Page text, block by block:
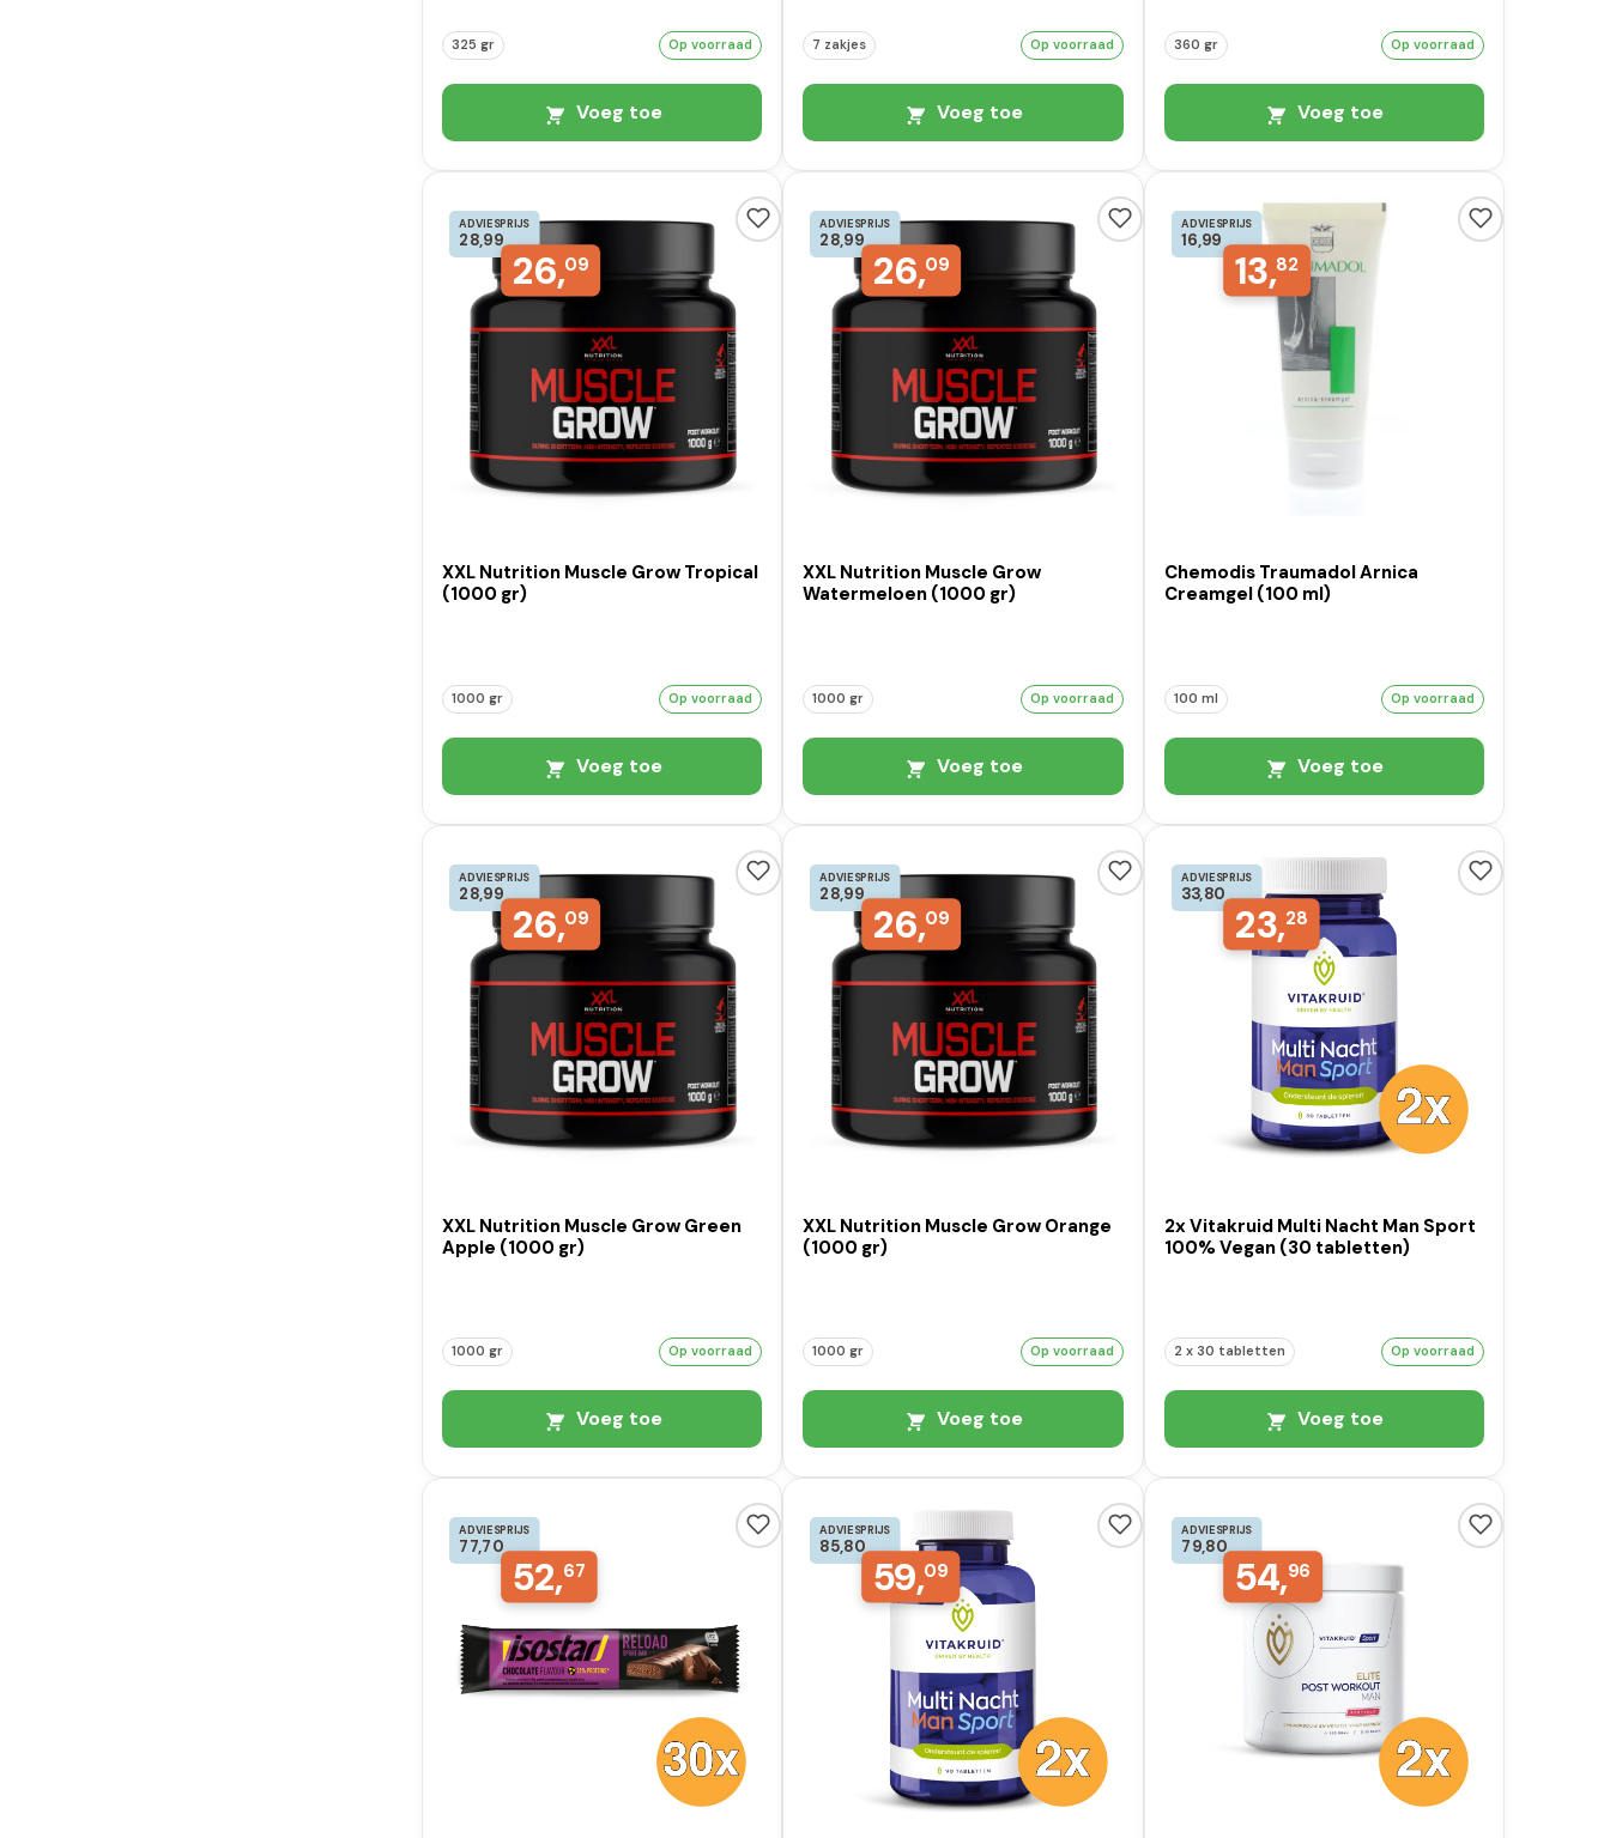
325 gr Op voorraad
Voeg toe
7 zakjes Op voorraad
Voeg toe
360 gr Op voorraad
Voeg toe
ADVIESPRIJS
28,99
26,09
XXL Nutrition Muscle Grow Tropical
(1000 gr)
1000 gr Op voorraad
Voeg toe
ADVIESPRIJS
28,99
26,09
XXL Nutrition Muscle Grow
Watermeloen (1000 gr)
1000 gr Op voorraad
Voeg toe
ADVIESPRIJS
16,99
13,82
Chemodis Traumadol Arnica
Creamgel (100 ml)
100 ml Op voorraad
Voeg toe
ADVIESPRIJS
28,99
26,09
XXL Nutrition Muscle Grow Green
Apple (1000 gr)
1000 gr Op voorraad
Voeg toe
ADVIESPRIJS
28,99
26,09
XXL Nutrition Muscle Grow Orange
(1000 gr)
1000 gr Op voorraad
Voeg toe
ADVIESPRIJS
33,80
23,28
2x Vitakruid Multi Nacht Man Sport
100% Vegan (30 tabletten)
2 x 30 tabletten Op voorraad
Voeg toe
ADVIESPRIJS
77,70
52,67
ADVIESPRIJS
85,80
59,09
ADVIESPRIJS
79,80
54,96